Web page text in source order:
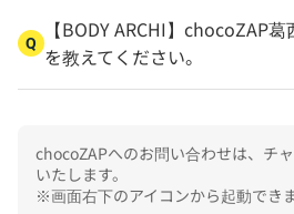
Q
【BODY ARCHI】chocoZAP
を教えてください。
chocoZAPへのお問い合わせは、チ
いたします。
※画面右下のアイコンから起動でき